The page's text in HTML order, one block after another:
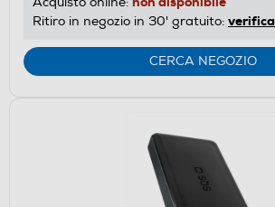
Ritiro in negozio in 30' gratuito: verifica
CERCA NEGOZIO